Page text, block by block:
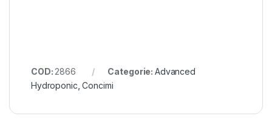
COD: 2866 Categorie: Advanced
Hydroponic ,Concimi